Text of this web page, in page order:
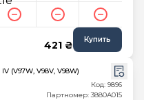
421 ₴ Купить
(V97W, V98V, V98W)
Код: 9896
Партномер: 3880A015